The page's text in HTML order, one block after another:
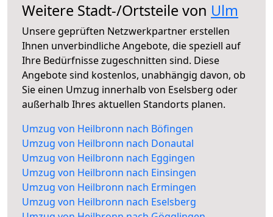
Weitere Stadt-/Ortsteile von Ulm
Unsere geprüften Netzwerkpartner erstellen
Ihnen unverbindliche Angebote, die speziell auf
Ihre Bedürfnisse zugeschnitten sind. Diese
Angebote sind kostenlos, unabhängig davon, ob
Sie einen Umzug innerhalb von Eselsberg oder
außerhalb Ihres aktuellen Standorts planen.
Umzug von Heilbronn nach Böfingen
Umzug von Heilbronn nach Donautal
Umzug von Heilbronn nach Eggingen
Umzug von Heilbronn nach Einsingen
Umzug von Heilbronn nach Ermingen
Umzug von Heilbronn nach Eselsberg